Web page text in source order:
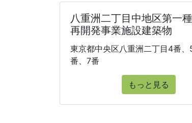
八重洲二丁目中地区第一
再開発事業施設建築物
東京都中央区八重洲二丁目4番
番、7番
もっと見る